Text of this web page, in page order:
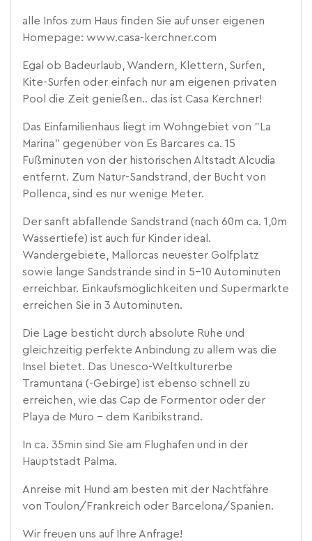
alle Infos zum Haus finden Sie auf unser eigenen
Homepage: www.casa-kerchner.com
Egal ob Badeurlaub, Wandern, Klettern, Surfen,
Kite-Surfen oder einfach nur am eigenen privaten
Pool die Zeit genießen.. das ist Casa Kerchner!
Das Einfamilienhaus liegt im Wohngebiet von "La
Marina" gegenüber von Es Barcares ca. 15
Fußminuten von der historischen Altstadt Alcudia
entfernt. Zum Natur-Sandstrand, der Bucht von
Pollenca, sind es nur wenige Meter.
Der sanft abfallende Sandstrand (nach 60m ca. 1,0m
Wassertiefe) ist auch für Kinder ideal.
Wandergebiete, Mallorcas neuester Golfplatz
sowie lange Sandstrände sind in 5-10 Autominuten
erreichbar. Einkaufsmöglichkeiten und Supermärkte
erreichen Sie in 3 Autominuten.
Die Lage besticht durch absolute Ruhe und
gleichzeitig perfekte Anbindung zu allem was die
Insel bietet. Das Unesco-Weltkulturerbe
Tramuntana (-Gebirge) ist ebenso schnell zu
erreichen, wie das Cap de Formentor oder der
Playa de Muro - dem Karibikstrand.
In ca. 35min sind Sie am Flughafen und in der
Hauptstadt Palma.
Anreise mit Hund am besten mit der Nachtfähre
von Toulon/Frankreich oder Barcelona/Spanien.
Wir freuen uns auf Ihre Anfrage!